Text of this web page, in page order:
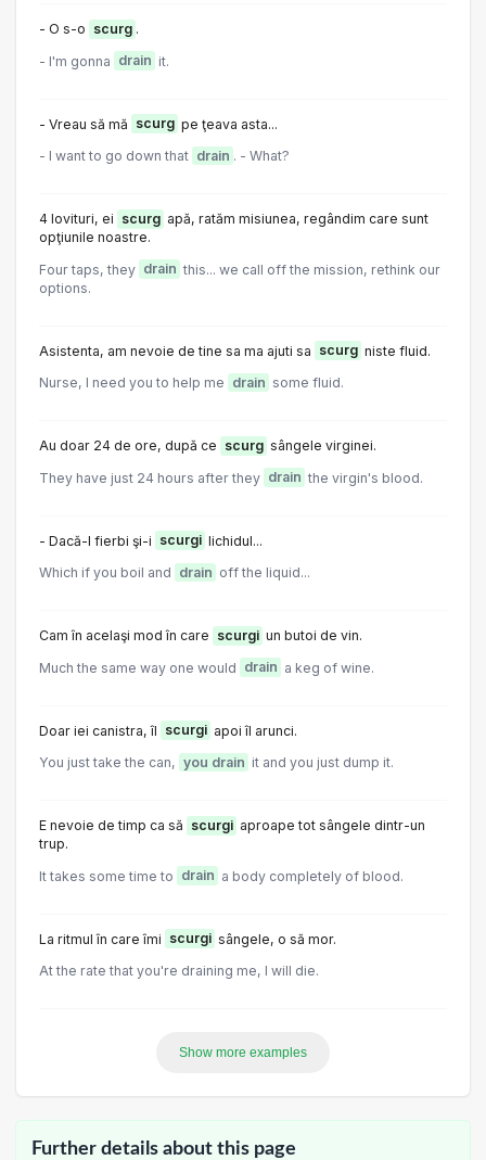
- O s-o scurg .
- I'm gonna drain it.
- Vreau să mă scurg pe ţeava asta...
- I want to go down that drain . - What?
4 lovituri, ei scurg apă, ratăm misiunea, regândim care sunt
opţiunile noastre.
Four taps, they drain this... we call off the mission, rethink our
options.
Asistenta, am nevoie de tine sa ma ajuti sa scurg niste fluid.
Nurse, I need you to help me drain some fluid.
Au doar 24 de ore, după ce scurg sângele virginei.
They have just 24 hours after they drain the virgin's blood.
- Dacă-l fierbi şi-i scurgi lichidul...
Which if you boil and drain off the liquid...
Cam în acelaşi mod în care scurgi un butoi de vin.
Much the same way one would drain a keg of wine.
Doar iei canistra, îl scurgi apoi îl arunci.
You just take the can, you drain it and you just dump it.
E nevoie de timp ca să scurgi aproape tot sângele dintr-un
trup.
It takes some time to drain a body completely of blood.
La ritmul în care îmi scurgi sângele, o să mor.
At the rate that you're draining me, I will die.
Show more examples
Further details about this page